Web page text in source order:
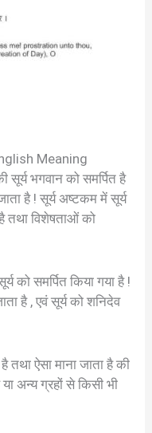
Meaning
सूर्य भगवान को समर्पित है
है ! सूर्य अष्टकम में सूर्य
तथा विशेषताओं को
को समर्पित किया गया है !
है , एवं सूर्य को शनिदेव
तथा ऐसा माना जाता है की
अन्य ग्रहों से किसी भी